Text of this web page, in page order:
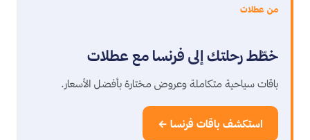
من عطلات
خطّط رحلتك إلى فرنسا مع عطلات
باقات سياحية متكاملة وعروض مختارة بأفضل الأسعار.
استكشف باقات فرنسا ←